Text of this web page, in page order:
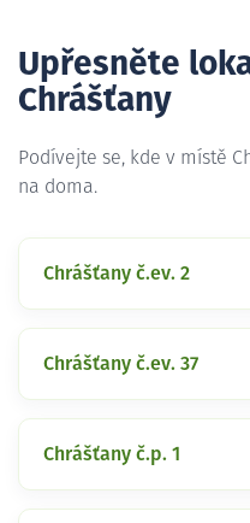
Upřesněte
Chrášťany
Podívejte se, kde v místě
na doma.
Chrášťany č.ev. 2
Chrášťany č.ev. 37
Chrášťany č.p. 1